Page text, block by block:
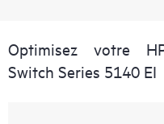
Optimisez votre
Switch Series 5140 EI